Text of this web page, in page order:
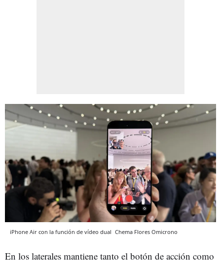
iPhone Air con la función de vídeo dual Chema Flores Omicrono
En los laterales mantiene tanto el botón de acción como